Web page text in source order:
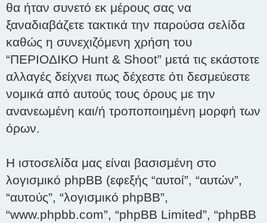
θα ήταν συνετό εκ μέρους σας να
ξαναδιαβάζετε τακτικά την παρούσα σελίδα
καθώς η συνεχιζόμενη χρήση του
“ΠΕΡΙΟΔΙΚΟ Hunt & Shoot” μετά τις εκάστοτε
αλλαγές δείχνει πως δέχεστε ότι δεσμεύεστε
νομικά από αυτούς τους όρους με την
ανανεωμένη και/ή τροποποιημένη μορφή των
όρων.
Η ιστοσελίδα μας είναι βασισμένη στο
λογισμικό phpBB (εφεξής “αυτοί”, “αυτών”,
“αυτούς”, “λογισμικό phpBB”,
“www.phpbb.com”, “phpBB Limited”, “phpBB